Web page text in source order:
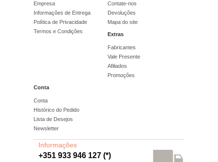
Empresa
Informações de Entrega
Política de Privacidade
Termos e Condições
Contate-nos
Devoluções
Mapa do site
Extras
Fabricantes
Vale Presente
Afiliados
Promoções
Conta
Conta
Histórico do Pedido
Lista de Desejos
Newsletter
Informações
+351 933 946 127 (*)